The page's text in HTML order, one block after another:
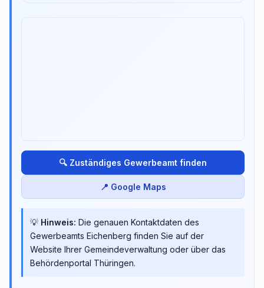
🔍 Zuständiges Gewerbeamt finden
📍 Google Maps
💡 Hinweis: Die genauen Kontaktdaten des
Gewerbeamts Eichenberg finden Sie auf der
Website Ihrer Gemeindeverwaltung oder über das
Behördenportal Thüringen.